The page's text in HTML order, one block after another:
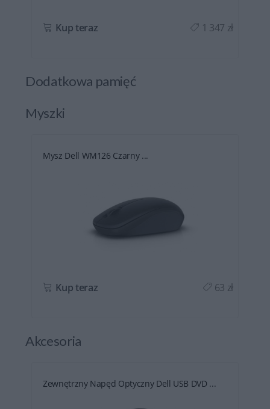
Kup teraz 1 347 zł
Dodatkowa pamięć
Myszki
Mysz Dell WM126 Czarny ...
Kup teraz 63 zł
Akcesoria
Zewnętrzny Napęd Optyczny Dell USB DVD ...